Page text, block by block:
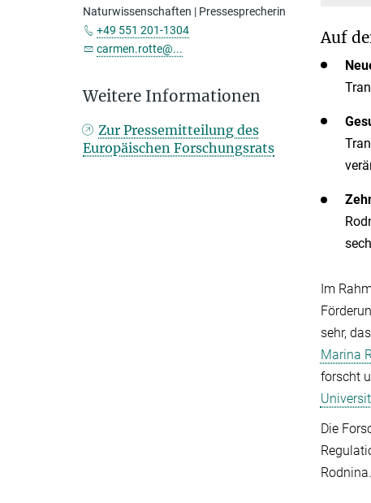
Auf
Im
sehr,
Marina
forscht
Die
Rodnina.
Naturwissenschaften | Pressesprecherin
+49 551 201-1304
carmen.rotte@...
Weitere Informationen
Zur Pressemitteilung des
Europäischen Forschungsrats